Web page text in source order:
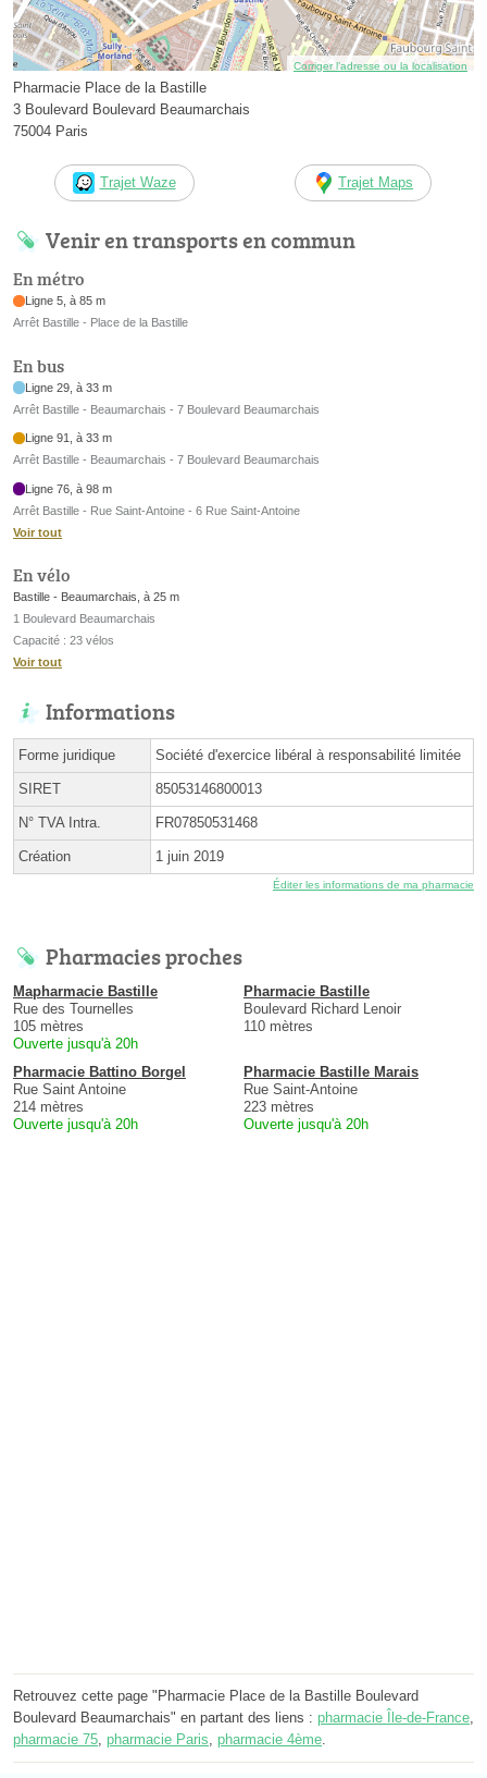
Corriger l’adresse ou la localisation
Pharmacie Place de la Bastille
3 Boulevard Boulevard Beaumarchais
75004 Paris
Trajet Waze Trajet Maps
Venir en transports en commun
En métro
Ligne 5, à 85 m
Arrêt Bastille - Place de la Bastille
En bus
Ligne 29, à 33 m
Arrêt Bastille - Beaumarchais - 7 Boulevard Beaumarchais
Ligne 91, à 33 m
Arrêt Bastille - Beaumarchais - 7 Boulevard Beaumarchais
Ligne 76, à 98 m
Arrêt Bastille - Rue Saint-Antoine - 6 Rue Saint-Antoine
Voir tout
En vélo
Bastille - Beaumarchais, à 25 m
1 Boulevard Beaumarchais
Capacité : 23 vélos
Voir tout
Informations
Forme juridique Société d'exercice libéral à responsabilité limitée
SIRET 85053146800013
N° TVA Intra. FR07850531468
Création 1 juin 2019
Éditer les informations de ma pharmacie
Pharmacies proches
Mapharmacie Bastille
Rue des Tournelles
105 mètres
Ouverte jusqu'à 20h
Pharmacie Bastille
Boulevard Richard Lenoir
110 mètres
Pharmacie Battino Borgel
Rue Saint Antoine
214 mètres
Ouverte jusqu'à 20h
Pharmacie Bastille Marais
Rue Saint-Antoine
223 mètres
Ouverte jusqu'à 20h
Retrouvez cette page "Pharmacie Place de la Bastille Boulevard
Boulevard Beaumarchais" en partant des liens : pharmacie Île-de-France,
pharmacie 75, pharmacie Paris, pharmacie 4ème.